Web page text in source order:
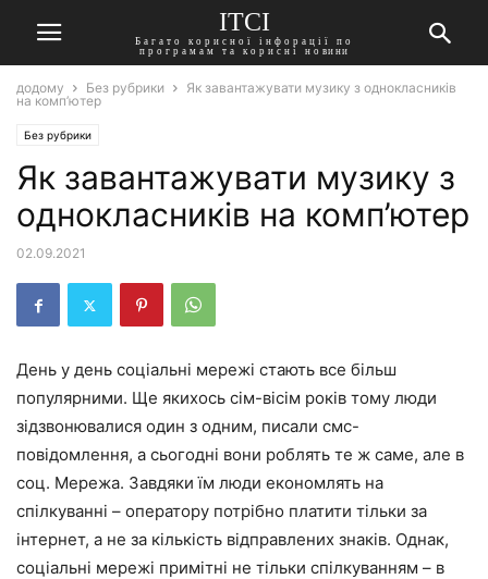
ITCI
Багато корисної інфорації по
програмам та корисні новини
додому Без рубрики
Як завантажувати музику з однокласників
на комп’ютер
Без рубрики
Як завантажувати музику з
однокласників на комп’ютер
02.09.2021
День у день соціальні мережі стають все більш
популярними. Ще якихось сім-вісім років тому люди
зідзвонювалися один з одним, писали смс-
повідомлення, а сьогодні вони роблять те ж саме, але в
соц. Мережа. Завдяки їм люди економлять на
спілкуванні – оператору потрібно платити тільки за
інтернет, а не за кількість відправлених знаків. Однак,
соціальні мережі примітні не тільки спілкуванням – в